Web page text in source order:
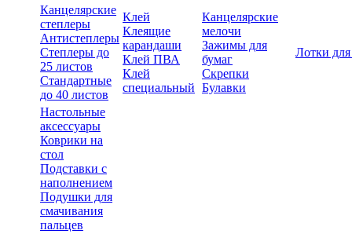
Канцелярские
степлеры
Антистеплеры
Степлеры до
25 листов
Стандартные
до 40 листов
Клей
Клеящие
карандаши
Клей ПВА
Клей
специальный
Канцелярские
мелочи
Зажимы для
бумаг
Скрепки
Булавки
Лотки
Настольные
аксессуары
Коврики на
стол
Подставки с
наполнением
Подушки для
смачивания
пальцев